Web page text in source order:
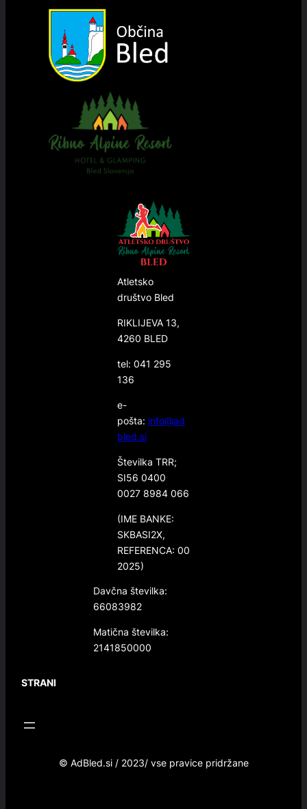
Atletsko
društvo Bled
RIKLIJEVA 13,
4260 BLED
tel: 041 295
136
e-
pošta: info@ad
bled.si
Številka TRR;
SI56 0400
0027 8984 066
(IME BANKE:
SKBASI2X,
REFERENCA: 00
2025)
Davčna številka:
66083982
Matična številka:
2141850000
STRANI
© AdBled.si / 2023/ vse pravice pridržane